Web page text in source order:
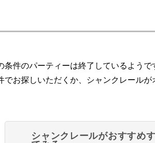
条件のパーティーは終了しているようで
でお探しいただくか、シャンクレール
シャンクレールがおすすめ